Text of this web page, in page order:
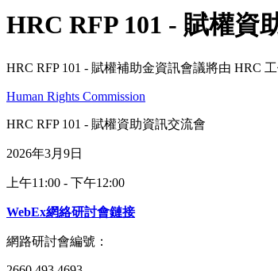
HRC RFP 101 - 賦權資
HRC RFP 101 - 賦權補助金資訊會議將由 HRC
Human Rights Commission
HRC RFP 101 - 賦權資助資訊交流會
2026年3月9日
上午11:00 - 下午12:00
WebEx網絡研討會鏈接
網路研討會編號：